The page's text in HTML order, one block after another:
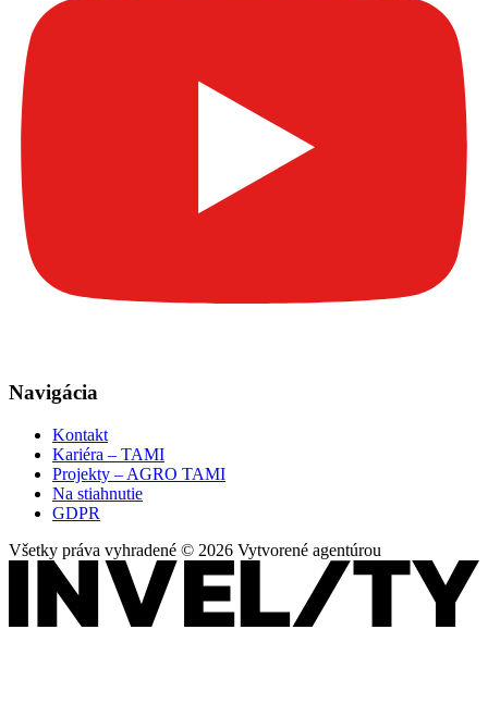
Navigácia
Kontakt
Kariéra – TAMI
Projekty – AGRO TAMI
Na stiahnutie
GDPR
Všetky práva vyhradené © 2026 Vytvorené agentúrou